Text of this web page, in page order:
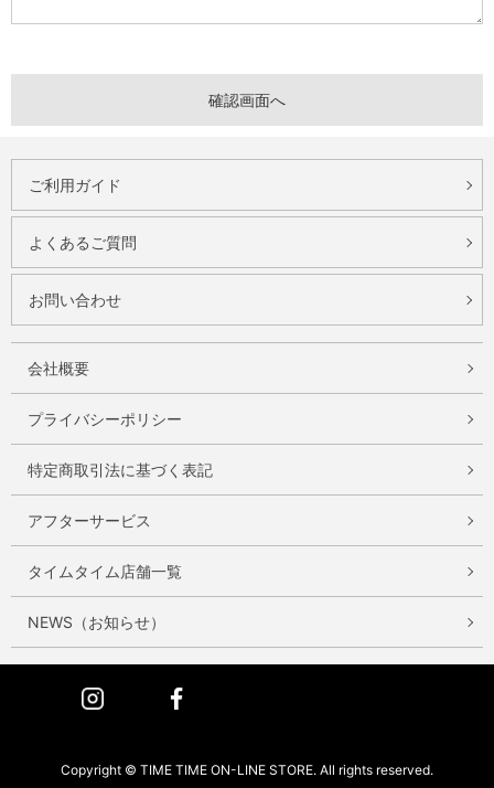
ご利用ガイド
よくあるご質問
お問い合わせ
会社概要
プライバシーポリシー
特定商取引法に基づく表記
アフターサービス
タイムタイム店舗一覧
NEWS（お知らせ）
Instagram
Copyright © TIME TIME ON-LINE STORE. All rights reserved.